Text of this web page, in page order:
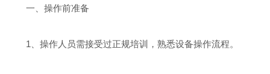
一、操作前准备
1、操作人员需接受过正规培训，熟悉设备操作流程。